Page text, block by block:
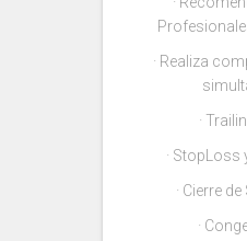
· Realiza
·
· StopLoss
· Cierre
·